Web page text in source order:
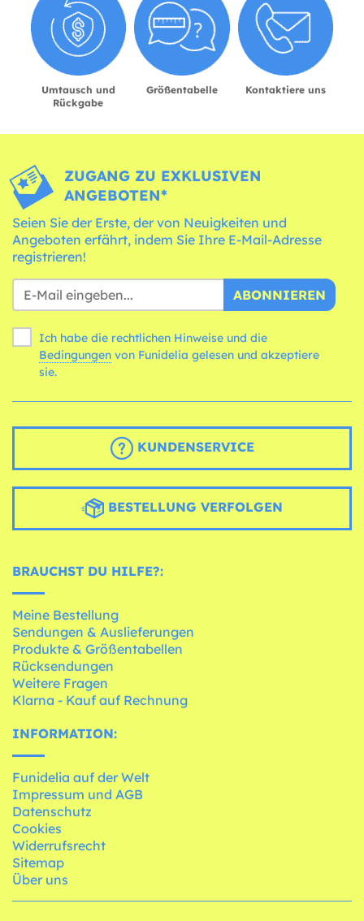
Umtausch und
Rückgabe
Größentabelle Kontaktiere uns
ZUGANG ZU EXKLUSIVEN
ANGEBOTEN*
Seien Sie der Erste, der von Neuigkeiten und
Angeboten erfährt, indem Sie Ihre E-Mail-Adresse
registrieren!
ABONNIEREN
Ich habe die rechtlichen Hinweise und die
Bedingungen
sie.
KUNDENSERVICE
BESTELLUNG VERFOLGEN
BRAUCHST DU HILFE?:
Meine Bestellung
Sendungen & Auslieferungen
Produkte & Größentabellen
Rücksendungen
Weitere Fragen
Klarna - Kauf auf Rechnung
INFORMATION:
Funidelia auf der Welt
Impressum und AGB
Datenschutz
Cookies
Widerrufsrecht
Sitemap
Über uns